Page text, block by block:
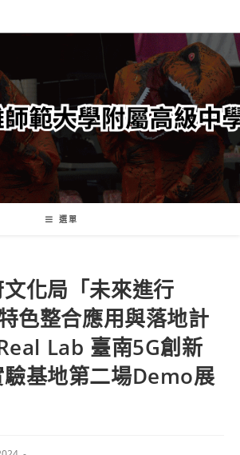
選單
化局「未來進行
色整合應用與落地計
Lab 臺南5G創新
基地第二場Demo展